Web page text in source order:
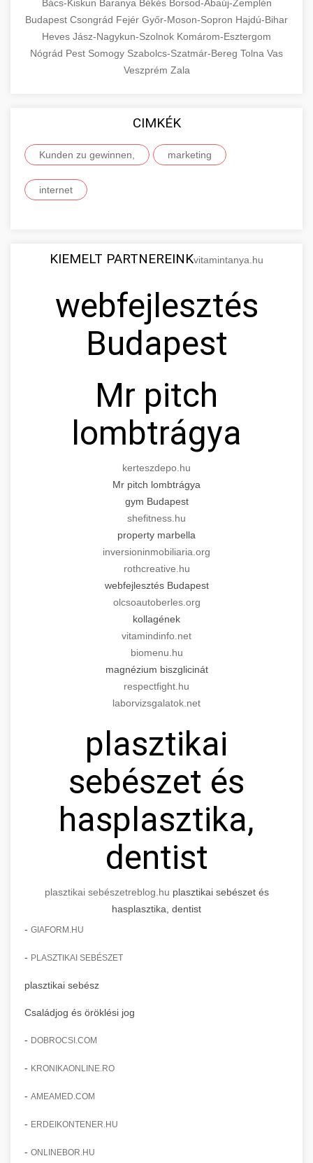
Bács-Kiskun Baranya Békés Borsod-Abaúj-Zemplén
Budapest Csongrád Fejér Győr-Moson-Sopron Hajdú-Bihar
Heves Jász-Nagykun-Szolnok Komárom-Esztergom
Nógrád Pest Somogy Szabolcs-Szatmár-Bereg Tolna Vas
Veszprém Zala
CIMKÉK
Kunden zu gewinnen, marketing
internet
KIEMELT PARTNEREINKvitamintanya.hu
webfejlesztés
Budapest
Mr pitch
lombtrágya
kerteszdepo.hu
Mr pitch lombtrágya
gym Budapest
shefitness.hu
property marbella
inversioninmobiliaria.org
rothcreative.hu
webfejlesztés Budapest
olcsoautoberles.org
kollagének
vitamindinfo.net
biomenu.hu
magnézium biszglicinát
respectfight.hu
laborvizsgalatok.net
plasztikai
sebészet és
hasplasztika,
dentist
plasztikai sebészetreblog.hu plasztikai sebészet és
hasplasztika, dentist
- GIAFORM.HU
- PLASZTIKAI SEBÉSZET
plasztikai sebész
Családjog és öröklési jog
- DOBROCSI.COM
- KRONIKAONLINE.RO
- AMEAMED.COM
- ERDEIKONTENER.HU
- ONLINEBOR.HU